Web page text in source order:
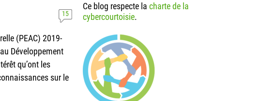
15
(PEAC) 2019-
Développement
qu’ont les
sur le
Ce blog respecte la charte de la
cybercourtoisie.